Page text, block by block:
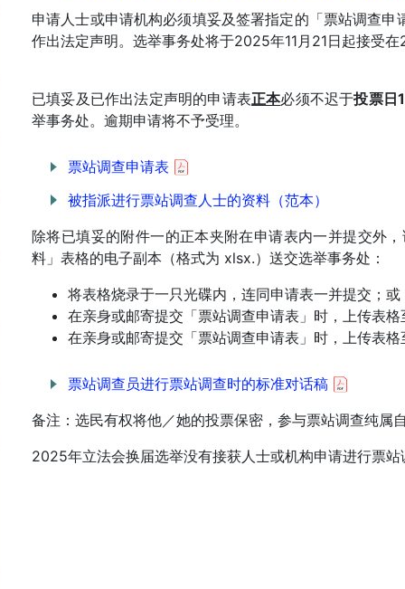
申请人士或申请机构必须填妥及签署指定的「票站调查申
作出法定声明。选举事务处将于2025年11月21日起接受
已填妥及已作出法定声明的申请表正本必须不迟于投票日
举事务处。逾期申请将不予受理。
票站调查申请表
被指派进行票站调查人士的资料（范本）
除将已填妥的附件一的正本夹附在申请表内一并提交外
料」表格的电子副本（格式为 xlsx.）送交选举事务处：
将表格烧录于一只光碟内，连同申请表一并提交；或
在亲身或邮寄提交「票站调查申请表」时，上传表
在亲身或邮寄提交「票站调查申请表」时，上传表格
票站调查员进行票站调查时的标准对话稿
备注：选民有权将他／她的投票保密，参与票站调查纯属自
2025年立法会换届选举没有接获人士或机构申请进行票站